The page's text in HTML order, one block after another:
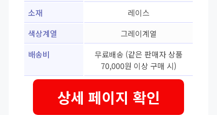
소재
레이스
색상계열
그레이계열
배송비
무료배송 (같은 판매자 상품
70,000원 이상 구매 시)
상세 페이지 확인